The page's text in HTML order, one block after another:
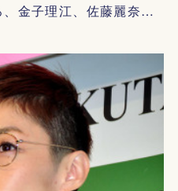
金子理江、佐藤麗奈…